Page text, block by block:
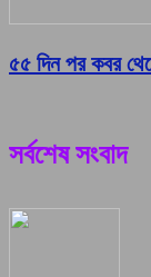
৫৫ দিন পর কবর
সর্বশেষ সংবাদ